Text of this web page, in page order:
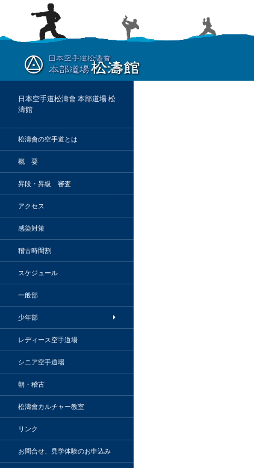
日本空手道松濤會 本部道場 松
濤館
松濤會の空手道とは
概 要
昇段・昇級 審査
アクセス
感染対策
稽古時間割
スケジュール
一般部
少年部
レディース空手道場
シニア空手道場
朝・稽古
松濤會カルチャー教室
リンク
お問合せ、見学体験のお申込み